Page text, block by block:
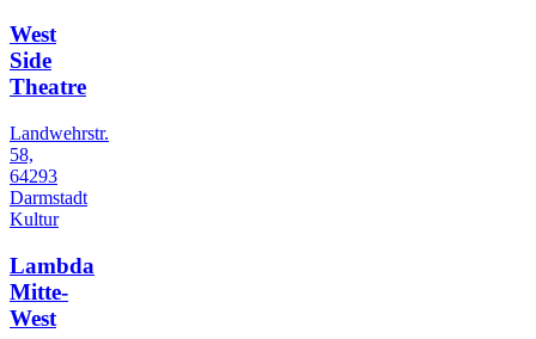
West
Side
Theatre
Landwehrstr.
58,
64293
Darmstadt
Kultur
Lambda
Mitte-
West